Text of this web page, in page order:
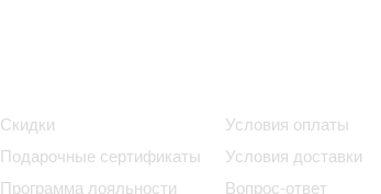
Скидки
Подарочные сертификаты
Программа лояльности
Условия оплаты
Условия доставки
Вопрос-ответ